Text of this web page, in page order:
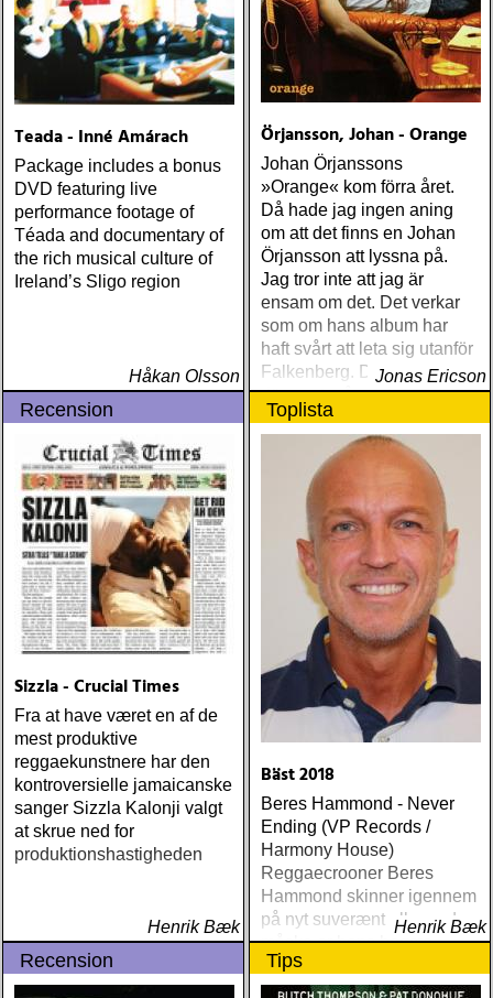
Teada - Inné Amárach
Package includes a bonus
DVD featuring live
performance footage of
Téada and documentary of
the rich musical culture of
Ireland’s Sligo region
Håkan Olsson
Örjansson, Johan - Orange
Johan Örjanssons
»Orange« kom förra året.
Då hade jag ingen aning
om att det finns en Johan
Örjansson att lyssna på.
Jag tror inte att jag är
ensam om det. Det verkar
som om hans album har
haft svårt att leta sig utanför
Falkenberg. Där finns
däremot många lyssnare
Jonas Ericson
Recension
Sizzla - Crucial Times
Fra at have været en af de
mest produktive
reggaekunstnere har den
kontroversielle jamaicanske
sanger Sizzla Kalonji valgt
at skrue ned for
produktionshastigheden
Henrik Bæk
Toplista
Bäst 2018
Beres Hammond - Never
Ending (VP Records /
Harmony House)
Reggaecrooner Beres
Hammond skinner igennem
på nyt suverænt album, der
måske er hans bedste
gennem tiderne
Henrik Bæk
Recension Tips